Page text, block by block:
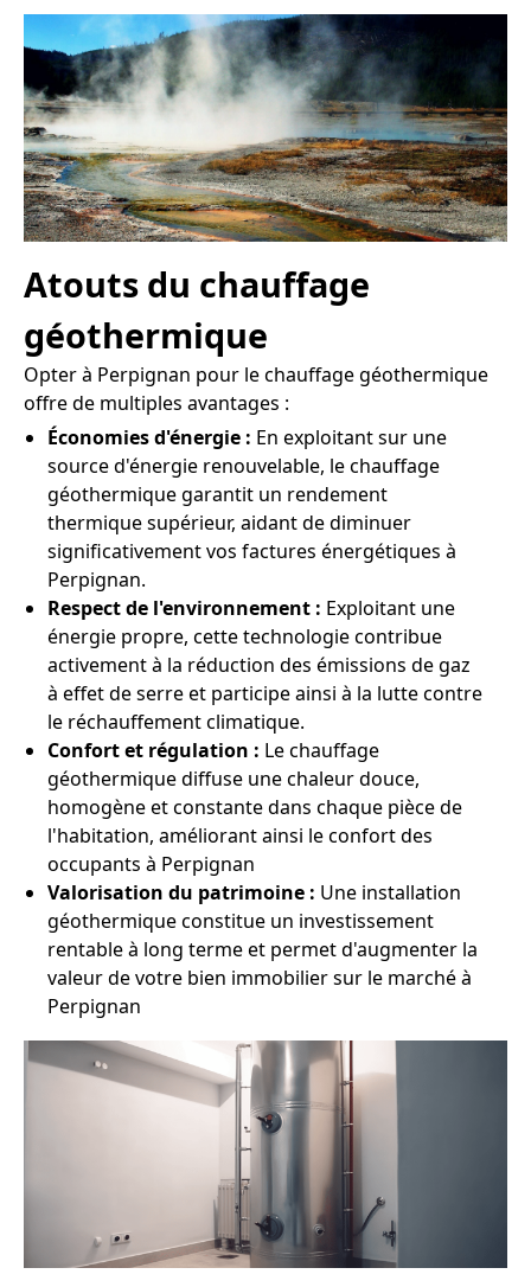
Atouts du chauffage
géothermique
Opter à Perpignan pour le chauffage géothermique
offre de multiples avantages :
Économies d'énergie : En exploitant sur une
source d'énergie renouvelable, le chauffage
géothermique garantit un rendement
thermique supérieur, aidant de diminuer
significativement vos factures énergétiques à
Perpignan.
Respect de l'environnement : Exploitant une
énergie propre, cette technologie contribue
activement à la réduction des émissions de gaz
à effet de serre et participe ainsi à la lutte contre
le réchauffement climatique.
Confort et régulation : Le chauffage
géothermique diffuse une chaleur douce,
homogène et constante dans chaque pièce de
l'habitation, améliorant ainsi le confort des
occupants à Perpignan
Valorisation du patrimoine : Une installation
géothermique constitue un investissement
rentable à long terme et permet d'augmenter la
valeur de votre bien immobilier sur le marché à
Perpignan